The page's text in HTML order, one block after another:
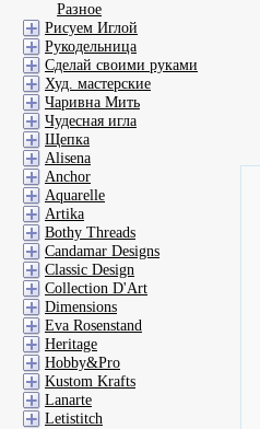
Разное
Рисуем Иглой
Рукодельница
Сделай своими руками
Худ. мастерские
Чаривна Мить
Чудесная игла
Щепка
Alisena
Anchor
Aquarelle
Artika
Bothy Threads
Candamar Designs
Classic Design
Collection D'Art
Dimensions
Eva Rosenstand
Heritage
Hobby&Pro
Kustom Krafts
Lanarte
Letistitch